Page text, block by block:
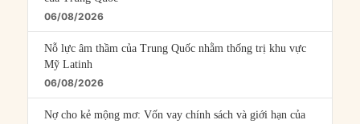
06/08/2026
Nỗ lực âm thầm của Trung Quốc nhằm thống trị khu vực
Mỹ Latinh
06/08/2026
Nợ cho kẻ mộng mơ: Vốn vay chính sách và giới hạn của